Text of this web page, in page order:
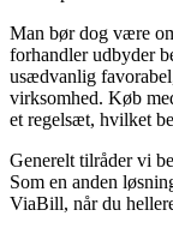
Man bør dog være
forhandler udbyder
usædvanlig
virksomhed. Køb
et regelsæt, hvilket
Generelt tilråder vi
Som en anden
ViaBill, når du